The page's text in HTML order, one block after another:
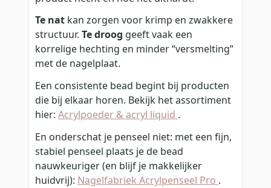
Te nat kan zorgen voor krimp en zwakkere
structuur. Te droog geeft vaak een
korrelige hechting en minder “versmelting”
met de nagelplaat.
Een consistente bead begint bij producten
die bij elkaar horen. Bekijk het assortiment
hier: Acrylpoeder & acryl liquid .
En onderschat je penseel niet: met een fijn,
stabiel penseel plaats je de bead
nauwkeuriger (en blijf je makkelijker
huidvrij): Nagelfabriek Acrylpenseel Pro .